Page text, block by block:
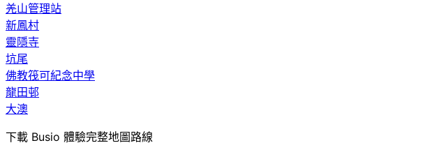
羌山管理站
新鳳村
靈隱寺
坑尾
佛教筏可紀念中學
龍田邨
大澳
下載 Busio 體驗完整地圖路線